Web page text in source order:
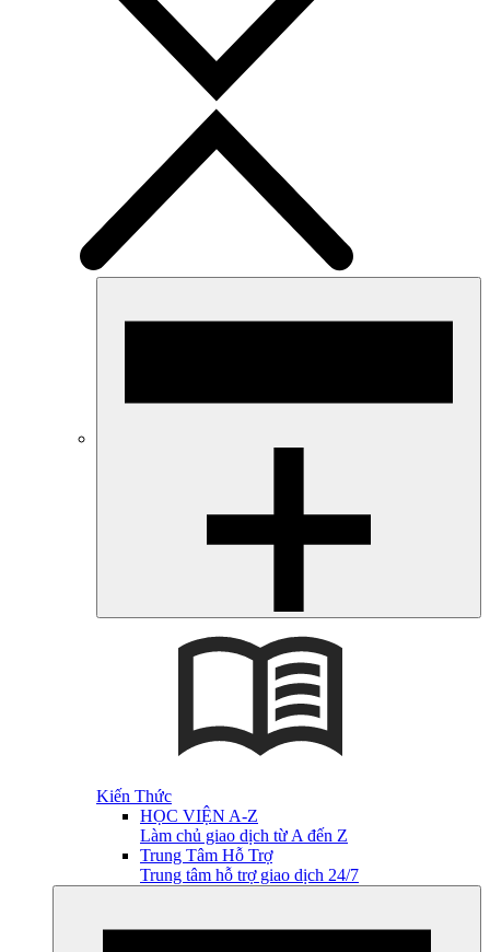
Kiến Thức
HỌC VIỆN A-Z
Làm chủ giao dịch từ A đến Z
Trung Tâm Hỗ Trợ
Trung tâm hỗ trợ giao dịch 24/7